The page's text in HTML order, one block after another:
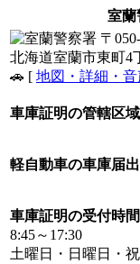
室蘭
〒
北海道室蘭市東町4
🚗 [ 地図・詳細・
車庫証明の管轄区域
軽自動車の車庫届
車庫証明の受付時間
8:45～17:30
土曜日・日曜日・